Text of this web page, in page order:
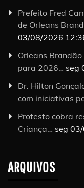
Prefeito Fred
de Orleans
03/08/2026
Orleans
para 2026… seg
Dr. Hilton
com iniciativas
Protesto cobra
Criança… seg
ARQUIVOS